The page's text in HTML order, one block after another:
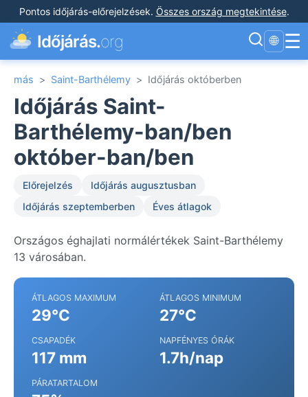
Pontos időjárás-előrejelzések. Összes ország megtekintése.
Időjárás.org 🌐 ☰
más > Saint-Barthélemy > Időjárás októberben
Időjárás Saint-
Barthélemy-ban/ben
október-ban/ben
Előrejelzés
Időjárás augusztusban
Időjárás szeptemberben
Éves átlagok
Országos éghajlati normálértékek Saint-Barthélemy
13 városában.
ÁTLAGOS MAXIMUM
29°C
ÁTLAGOS MINIMUM
27°C
CSAPADÉK
117 mm
NAPFÉNYES ÓRÁK
1.7h/nap
PÁRATARTALOM